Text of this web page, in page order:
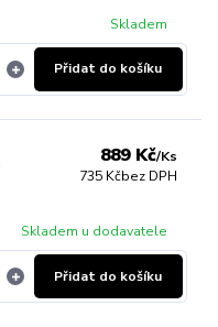
Skladem
Přidat do košíku
889 Kč/Ks
735 Kčbez DPH
Skladem u dodavatele
Přidat do košíku